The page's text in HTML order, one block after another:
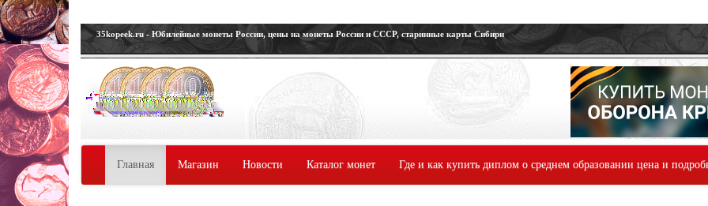
35kopeek.ru - Юбилейные монеты России, цены на монеты России и СССР, старинные карты Сибири
Главная Магазин Новости Каталог монет Где и как купить диплом о среднем образовании цена и